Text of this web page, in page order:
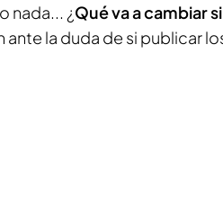
nada... ¿Qué va a cambiar
ante la duda de si publicar